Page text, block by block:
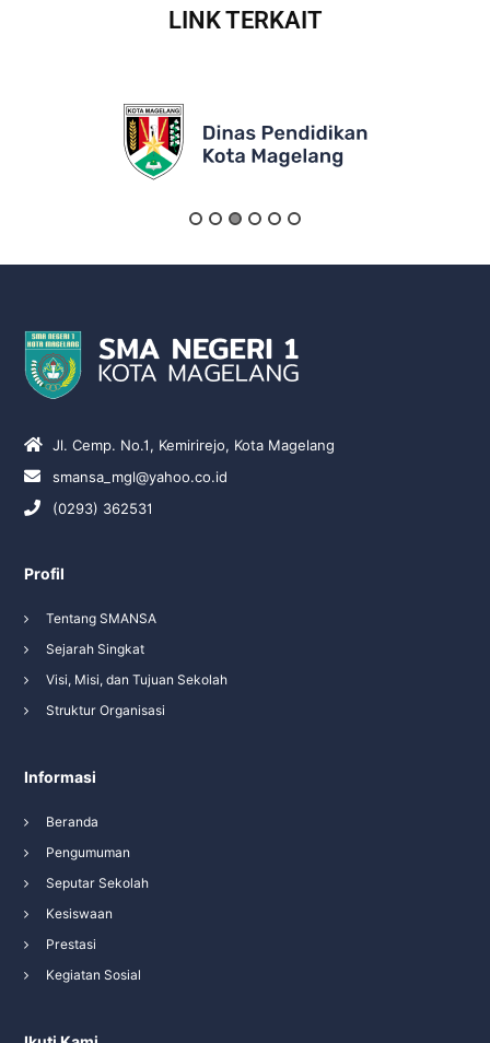
LINK TERKAIT
Jl. Cemp. No.1, Kemirirejo, Kota Magelang
smansa_mgl@yahoo.co.id
(0293) 362531
Profil
Tentang SMANSA
Sejarah Singkat
Visi, Misi, dan Tujuan Sekolah
Struktur Organisasi
Informasi
Beranda
Pengumuman
Seputar Sekolah
Kesiswaan
Prestasi
Kegiatan Sosial